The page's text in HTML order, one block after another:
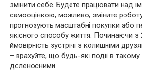
змінити себе. Будете працювати над
самооцінкою, можливо, зміните
прогнозують масштабні покупки або
якісного способу життя. Починаючи з
ймовірність зустрічі з колишніми
– врахуйте, що будь-які події в такому
доленосними.